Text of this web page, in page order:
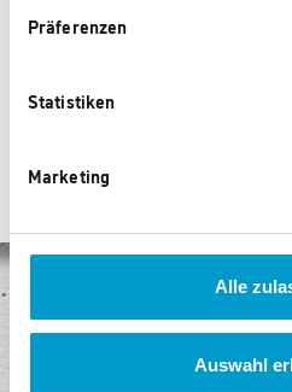
Präferenzen
Statistiken
Marketing
Alle
Auswahl
‹
Keine Versandkosten
Egal, wie viel Sie kaufen, Sie bezahlen